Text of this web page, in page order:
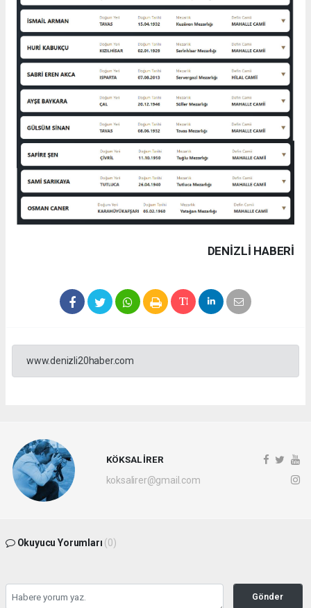
DENIZLI HABERİ
www.denizli20haber.com
KÖKSAL İRER
koksalirer@gmail.com
Okuyucu Yorumları (0)
Gönder